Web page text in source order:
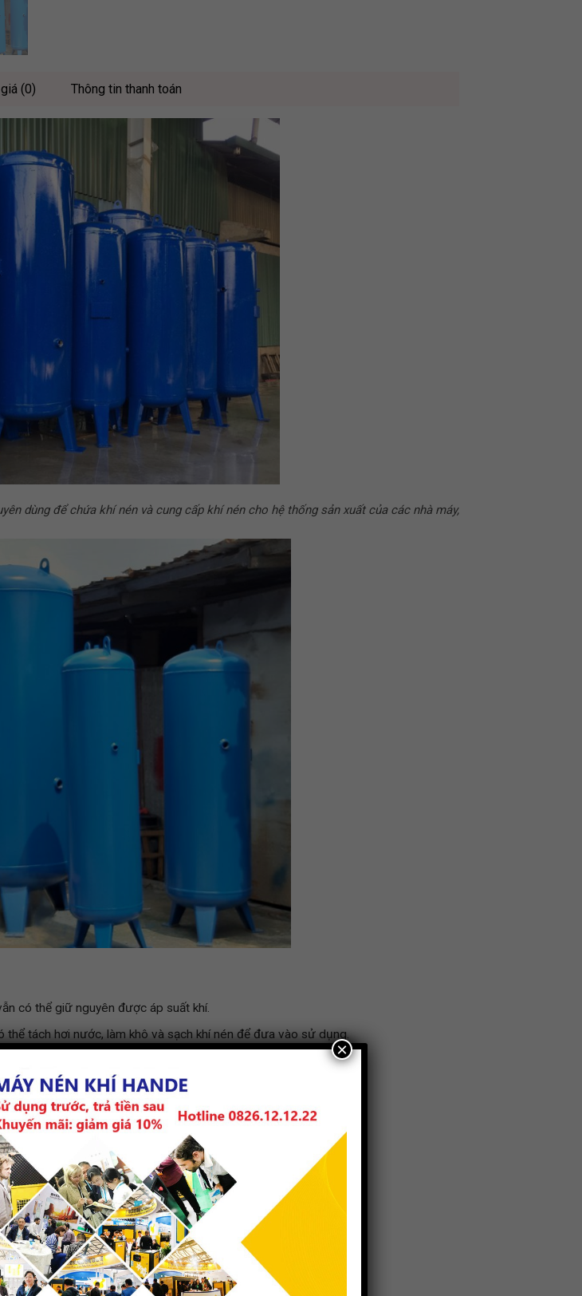
(0) Thông tin thanh toán
dùng để chứa khí nén và cung cấp khí nén cho hệ thống sản xuất của các nhà máy,
có thể giữ nguyên được áp suất khí.
thể tách hơi nước, làm khô và sạch khí nén để đưa vào sử dụng.
áp suất đột ngột gây ảnh hưởng đến năng suất hoạt động.
×